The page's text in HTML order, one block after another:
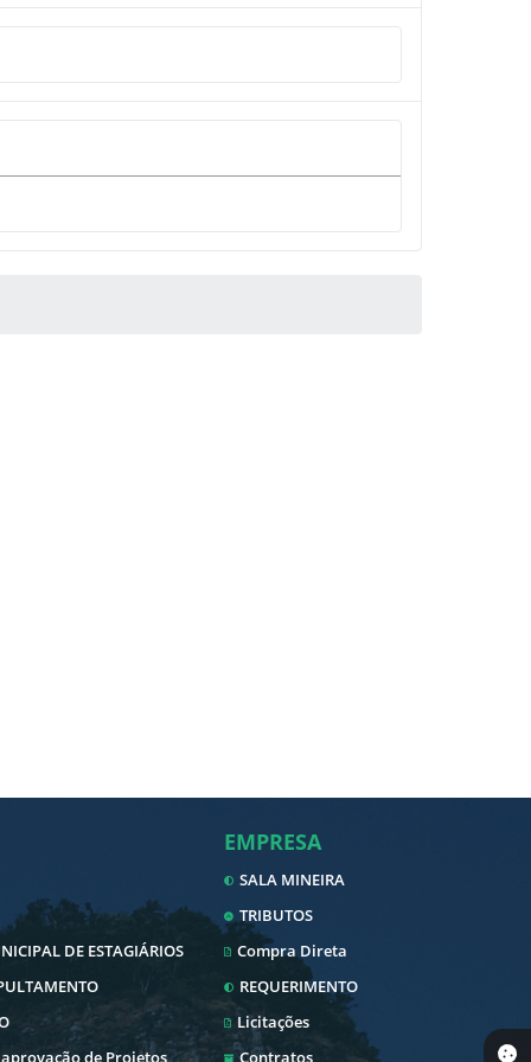
DE ESTAGIÁRIOS
de Projetos
EMPRESA
SALA MINEIRA
TRIBUTOS
Compra Direta
REQUERIMENTO
Licitações
Contratos